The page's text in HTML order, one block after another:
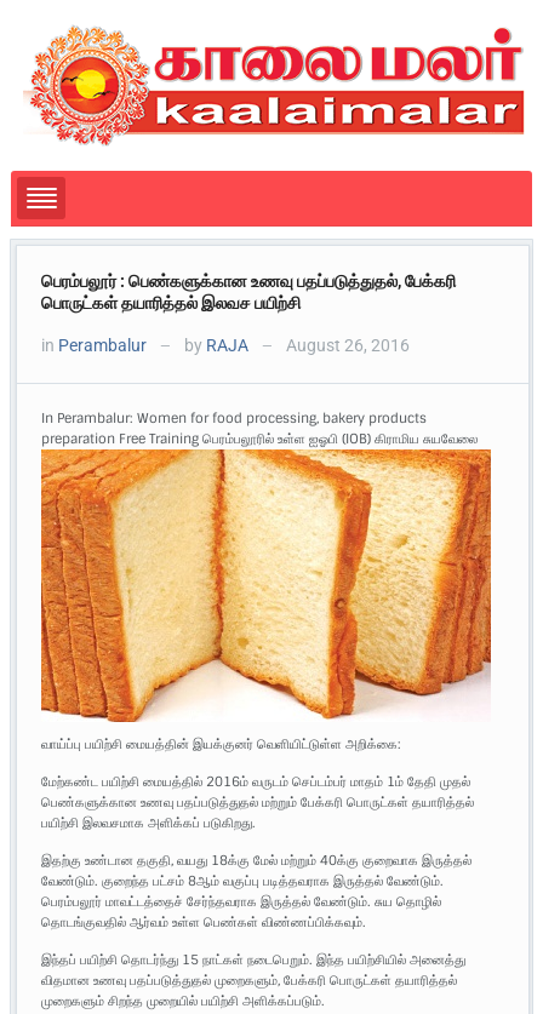
பெரம்பலூர் : பெண்களுக்கான உணவு பதப்படுத்துதல், பேக்கரி
பொருட்கள் தயாரித்தல் இலவச பயிற்சி
in Perambalur — by RAJA — August 26, 2016
In Perambalur: Women for food processing, bakery products
preparation Free Trainingபெரம்பலூரில் உள்ள ஐஓபி (IOB) கிராமிய சுயவேலை
வாய்ப்பு பயிற்சி மையத்தின் இயக்குனர் வெளியிட்டுள்ள அறிக்கை:
மேற்கண்ட பயிற்சி மையத்தில் 2016ம் வருடம் செப்டம்பர் மாதம் 1ம் தேதி முதல்
பெண்களுக்கான உணவு பதப்படுத்துதல் மற்றும் பேக்கரி பொருட்கள் தயாரித்தல்
பயிற்சி இலவசமாக அளிக்கப் படுகிறது.
இதற்கு உண்டான தகுதி, வயது 18க்கு மேல் மற்றும் 40க்கு குறைவாக இருத்தல்
வேண்டும். குறைந்த பட்சம் 8ஆம் வகுப்பு படித்தவராக இருத்தல் வேண்டும்.
பெரம்பலூர் மாவட்டத்தைச் சேர்ந்தவராக இருத்தல் வேண்டும். சுய தொழில்
தொடங்குவதில் ஆர்வம் உள்ள பெண்கள் விண்ணப்பிக்கவும்.
இந்தப் பயிற்சி தொடர்ந்து 15 நாட்கள் நடைபெறும். இந்த பயிற்சியில் அனைத்து
விதமான உணவு பதப்படுத்துதல் முறைகளும், பேக்கரி பொருட்கள் தயாரித்தல்
முறைகளும் சிறந்த முறையில் பயிற்சி அளிக்கப்படும்.